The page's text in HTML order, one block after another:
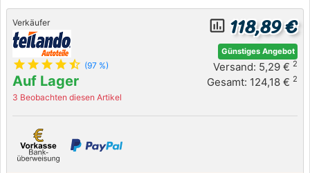
Verkäufer
star star star star star_half (97 %)
Auf Lager
3 Beobachten diesen Artikel
insert_chart_outlined 118,89 €
Günstiges Angebot
Versand: 5,29 € 2
Gesamt: 124,18 € 2